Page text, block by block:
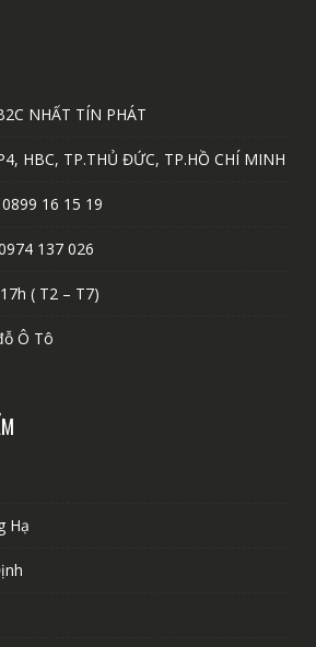
NHẤT TÍN PHÁT
HBC, TP.THỦ ĐỨC, TP.HỒ CHÍ MINH
16 15 19
137 026
( T2 – T7)
Ô Tô
Hạ